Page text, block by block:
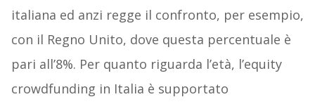
italiana ed anzi regge il confronto, per esempio,
con il Regno Unito, dove questa percentuale è
pari all’8%. Per quanto riguarda l’età, l’equity
crowdfunding in Italia è supportato